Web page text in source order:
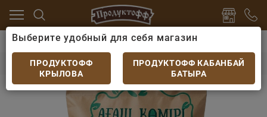
Алкоголь, сертификаты Уголь
Уголь древесный
Уголь древесный 5кг
Выберите удобный для себя магазин
ПРОДУКТОФФ
КРЫЛОВА
ПРОДУКТОФФ КАБАНБАЙ
БАТЫРА